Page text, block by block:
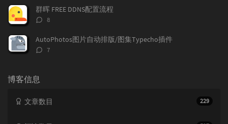
数：
群晖 FREE DDNS配置流程
评
数：
8
AutoPhotos图片自动排版/图集Typecho插件
评
7
博客信息
229
文章数目